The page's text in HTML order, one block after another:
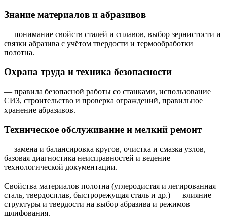
Знание материалов и абразивов
— понимание свойств сталей и сплавов, выбор зернистости и
связки абразива с учётом твердости и термообработки
полотна.
Охрана труда и техника безопасности
— правила безопасной работы со станками, использование
СИЗ, строительство и проверка ограждений, правильное
хранение абразивов.
Техническое обслуживание и мелкий ремонт
— замена и балансировка кругов, очистка и смазка узлов,
базовая диагностика неисправностей и ведение
технологической документации.
Свойства материалов полотна (углеродистая и легированная
сталь, твердосплав, быстрорежущая сталь и др.) — влияние
структуры и твердости на выбор абразива и режимов
шлифования.